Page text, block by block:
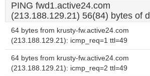
PING fwd1.active24.com
(213.188.129.21) 56(84) bytes of
64 bytes from krusty-fw.active24.com
(213.188.129.21): icmp_req=1 ttl=49
64 bytes from krusty-fw.active24.com
(213.188.129.21): icmp_req=2 ttl=49